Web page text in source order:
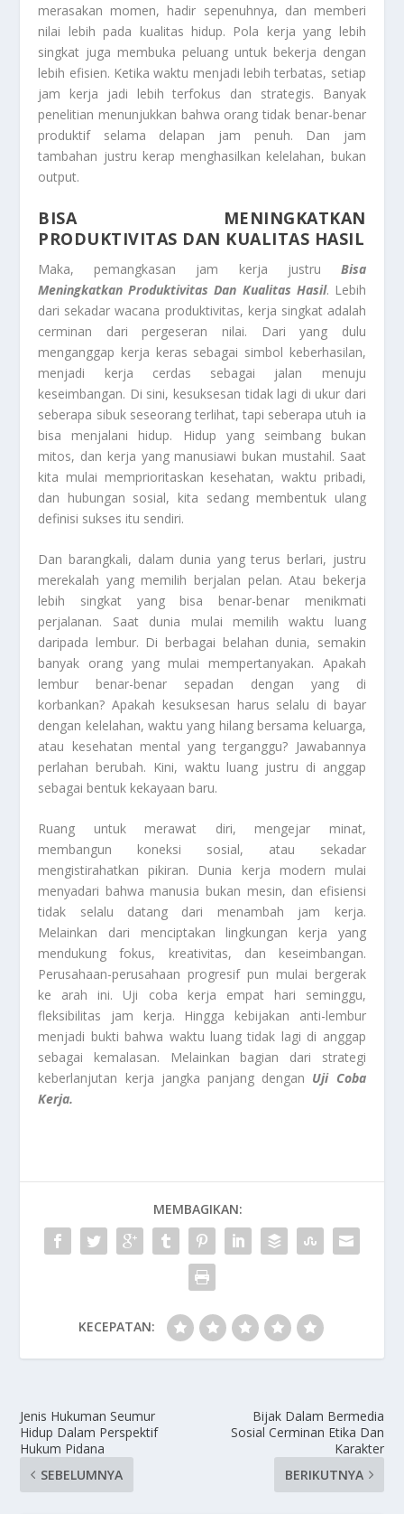
merasakan momen, hadir sepenuhnya, dan memberi
nilai lebih pada kualitas hidup. Pola kerja yang lebih
singkat juga membuka peluang untuk bekerja dengan
lebih efisien. Ketika waktu menjadi lebih terbatas, setiap
jam kerja jadi lebih terfokus dan strategis. Banyak
penelitian menunjukkan bahwa orang tidak benar-benar
produktif selama delapan jam penuh. Dan jam
tambahan justru kerap menghasilkan kelelahan, bukan
output.
BISA MENINGKATKAN
PRODUKTIVITAS DAN KUALITAS HASIL
Maka, pemangkasan jam kerja justru Bisa
Meningkatkan Produktivitas Dan Kualitas Hasil. Lebih
dari sekadar wacana produktivitas, kerja singkat adalah
cerminan dari pergeseran nilai. Dari yang dulu
menganggap kerja keras sebagai simbol keberhasilan,
menjadi kerja cerdas sebagai jalan menuju
keseimbangan. Di sini, kesuksesan tidak lagi di ukur dari
seberapa sibuk seseorang terlihat, tapi seberapa utuh ia
bisa menjalani hidup. Hidup yang seimbang bukan
mitos, dan kerja yang manusiawi bukan mustahil. Saat
kita mulai memprioritaskan kesehatan, waktu pribadi,
dan hubungan sosial, kita sedang membentuk ulang
definisi sukses itu sendiri.
Dan barangkali, dalam dunia yang terus berlari, justru
merekalah yang memilih berjalan pelan. Atau bekerja
lebih singkat yang bisa benar-benar menikmati
perjalanan. Saat dunia mulai memilih waktu luang
daripada lembur. Di berbagai belahan dunia, semakin
banyak orang yang mulai mempertanyakan. Apakah
lembur benar-benar sepadan dengan yang di
korbankan? Apakah kesuksesan harus selalu di bayar
dengan kelelahan, waktu yang hilang bersama keluarga,
atau kesehatan mental yang terganggu? Jawabannya
perlahan berubah. Kini, waktu luang justru di anggap
sebagai bentuk kekayaan baru.
Ruang untuk merawat diri, mengejar minat,
membangun koneksi sosial, atau sekadar
mengistirahatkan pikiran. Dunia kerja modern mulai
menyadari bahwa manusia bukan mesin, dan efisiensi
tidak selalu datang dari menambah jam kerja.
Melainkan dari menciptakan lingkungan kerja yang
mendukung fokus, kreativitas, dan keseimbangan.
Perusahaan-perusahaan progresif pun mulai bergerak
ke arah ini. Uji coba kerja empat hari seminggu,
fleksibilitas jam kerja. Hingga kebijakan anti-lembur
menjadi bukti bahwa waktu luang tidak lagi di anggap
sebagai kemalasan. Melainkan bagian dari strategi
keberlanjutan kerja jangka panjang dengan Uji Coba
Kerja.
MEMBAGIKAN:
KECEPATAN:
Jenis Hukuman Seumur
Hidup Dalam Perspektif
Hukum Pidana
SEBELUMNYA
Bijak Dalam Bermedia
Sosial Cerminan Etika Dan
Karakter
BERIKUTNYA